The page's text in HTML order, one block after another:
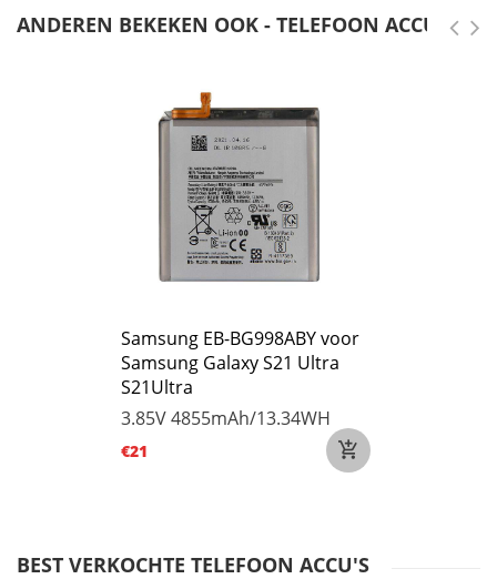
ANDEREN BEKEKEN OOK - TELEFOON ACCU'S
Samsung EB-BG998ABY voor
Samsung Galaxy S21 Ultra
S21Ultra
3.85V4855mAh/13.34WH
€21
BEST VERKOCHTE TELEFOON ACCU'S